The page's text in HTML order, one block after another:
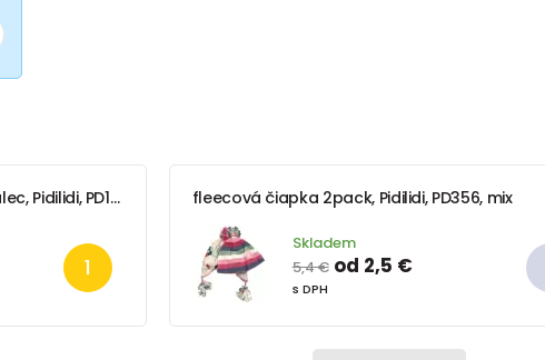
Detské softshellové rukavice na palec, Pidilidi, PD1128-10, čierna fleecová čiapka 2pack, Pidilidi, PD356, mix
Skladem
5,4 € od 2,5 €
s DPH